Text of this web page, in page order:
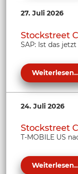
27. Juli 2026
Stockstreet
SAP: Ist das
24. Juli 2026
Stockstreet
T-MOBILE US